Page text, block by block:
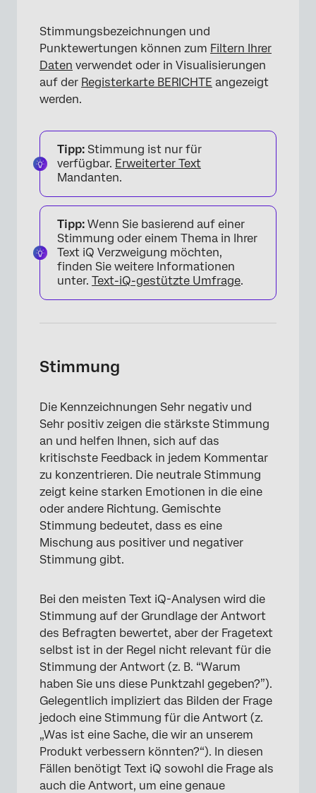
Stimmungsbezeichnungen und
Punktewertungen können zum Filtern Ihrer
Daten verwendet oder in Visualisierungen
auf der Registerkarte BERICHTE angezeigt
werden.
Tipp: Stimmung ist nur für
verfügbar. Erweiterter Text
Mandanten.
Tipp: Wenn Sie basierend auf einer
Stimmung oder einem Thema in Ihrer
Text iQ Verzweigung möchten,
finden Sie weitere Informationen
unter. Text-iQ-gestützte Umfrage.
Stimmung
Die Kennzeichnungen Sehr negativ und
Sehr positiv zeigen die stärkste Stimmung
an und helfen Ihnen, sich auf das
kritischste Feedback in jedem Kommentar
zu konzentrieren. Die neutrale Stimmung
zeigt keine starken Emotionen in die eine
oder andere Richtung. Gemischte
Stimmung bedeutet, dass es eine
Mischung aus positiver und negativer
Stimmung gibt.
Bei den meisten Text iQ-Analysen wird die
Stimmung auf der Grundlage der Antwort
des Befragten bewertet, aber der Fragetext
selbst ist in der Regel nicht relevant für die
Stimmung der Antwort (z. B. “Warum
haben Sie uns diese Punktzahl gegeben?”).
Gelegentlich impliziert das Bilden der Frage
jedoch eine Stimmung für die Antwort (z.
„Was ist eine Sache, die wir an unserem
Produkt verbessern könnten?“). In diesen
Fällen benötigt Text iQ sowohl die Frage als
auch die Antwort, um eine genaue